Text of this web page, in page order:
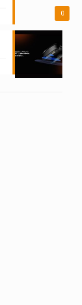
0